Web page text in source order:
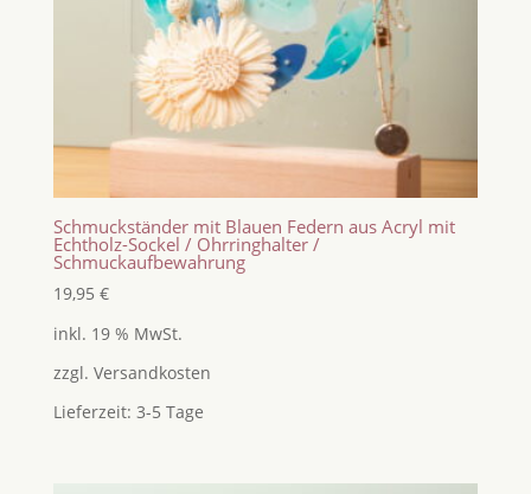
Schmuckständer mit Blauen Federn aus Acryl mit
Echtholz-Sockel / Ohrringhalter /
Schmuckaufbewahrung
19,95 €
inkl. 19 % MwSt.
zzgl. Versandkosten
Lieferzeit: 3-5 Tage